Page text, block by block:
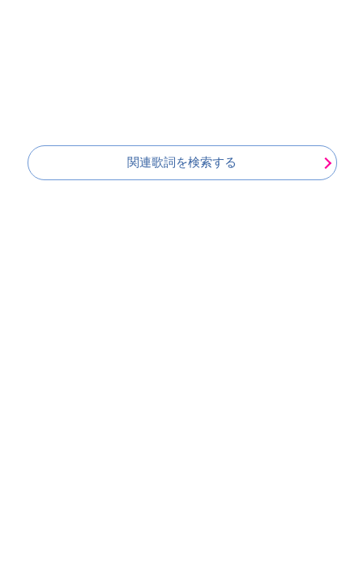
関連歌詞を検索する